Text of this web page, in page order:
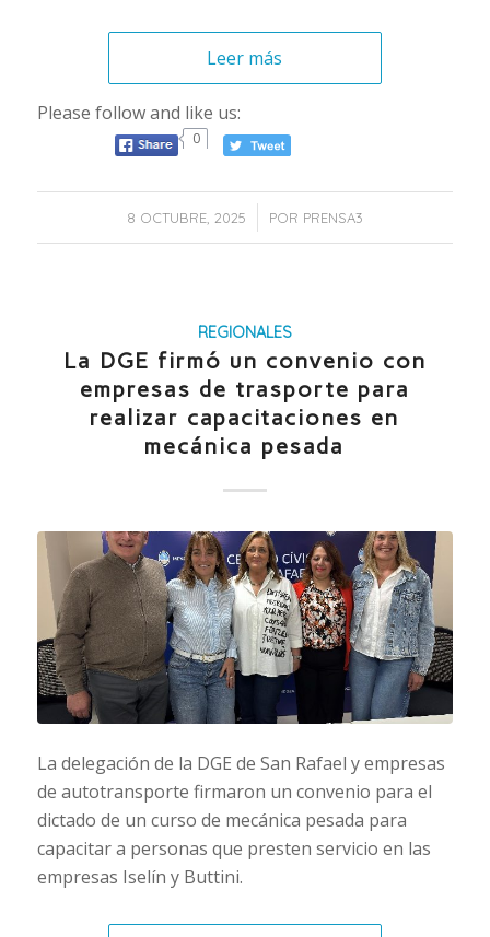
Leer más
Please follow and like us:
0
8 OCTUBRE, 2025
/ POR PRENSA3
REGIONALES
La DGE firmó un convenio con
empresas de trasporte para
realizar capacitaciones en
mecánica pesada
La delegación de la DGE de San Rafael y empresas
de autotransporte firmaron un convenio para el
dictado de un curso de mecánica pesada para
capacitar a personas que presten servicio en las
empresas Iselín y Buttini.